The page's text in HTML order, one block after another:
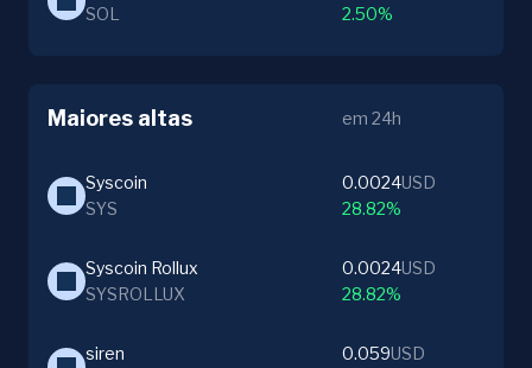
SOL
2.50%
Maiores altas em 24h
Syscoin
SYS
0.0024USD
28.82%
Syscoin Rollux
SYSROLLUX
0.0024USD
28.82%
siren
0.059USD